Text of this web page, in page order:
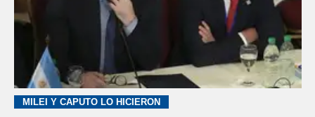
MILEI Y CAPUTO LO HICIERON